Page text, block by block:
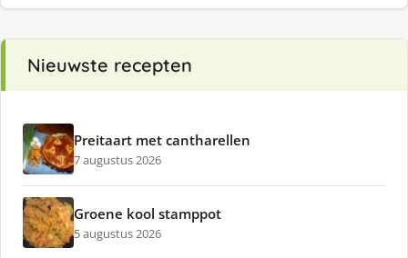
Nieuwste recepten
Preitaart met cantharellen
7 augustus 2026
Groene kool stamppot
5 augustus 2026